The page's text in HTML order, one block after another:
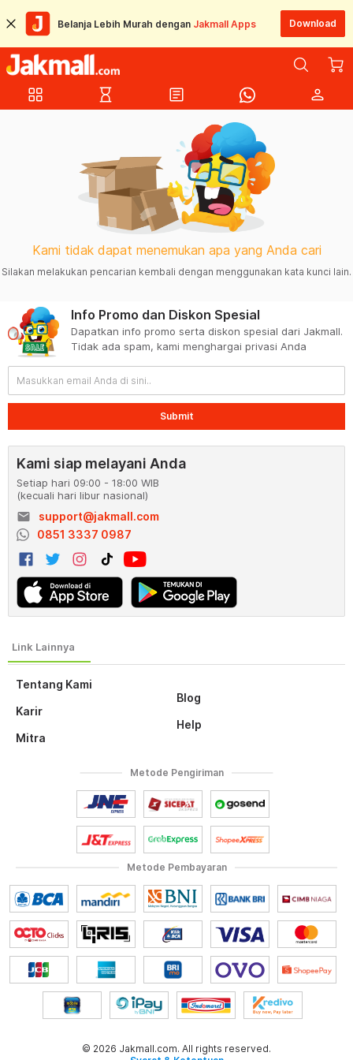
Belanja Lebih Murah dengan Jakmall Apps Download
grid_view hourglass_empty article person
Kami tidak dapat menemukan apa yang Anda cari
Silakan melakukan pencarian kembali dengan menggunakan kata kunci lain.
Tentang Kami
Karir
Mitra
Blog
Help
Info Promo dan Diskon Spesial
Dapatkan info promo serta diskon spesial dari Jakmall.
Tidak ada spam, kami menghargai privasi Anda
Submit
Kami siap melayani Anda
Setiap hari 09:00 - 18:00 WIB
(kecuali hari libur nasional)
email
support@jakmall.com
0851 3337 0987
Metode Pembayaran
Metode Pengiriman
© 2026 Jakmall.com. All rights reserved.